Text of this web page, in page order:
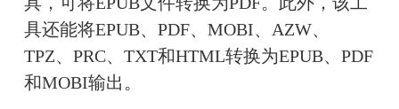
具还能将EPUB、PDF、MOBI、AZW、
TPZ、PRC、TXT和HTML转换为EPUB、PDF
和MOBI输出。